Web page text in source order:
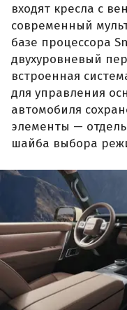
входят кресла с
современный
базе процессора
двухуровневый
встроенная
для управления
автомобиля
элементы —
шайба выбора